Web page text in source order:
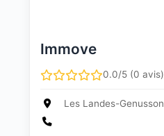
Immove
0.0/5 (0 avis)
Les Landes-Genusson